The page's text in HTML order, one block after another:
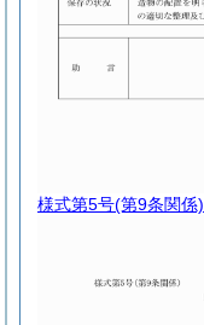
様式第5号(第9条関係)